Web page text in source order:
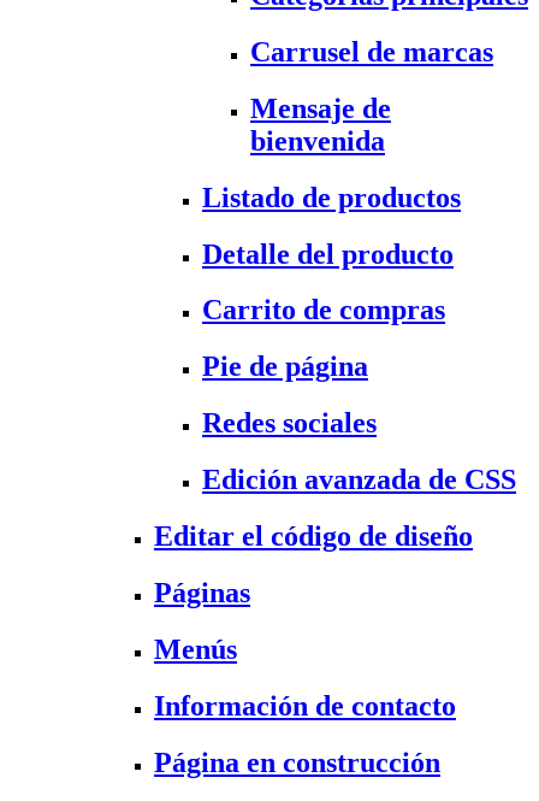
Carrusel de marcas
Mensaje de
bienvenida
Listado de productos
Detalle del producto
Carrito de compras
Pie de página
Redes sociales
Edición avanzada de CSS
Editar el código de diseño
Páginas
Menús
Información de contacto
Página en construcción